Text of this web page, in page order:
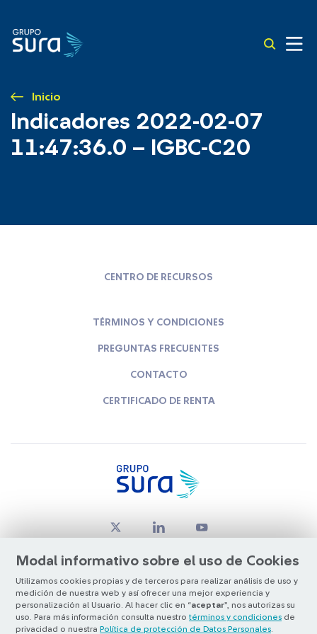
Inicio
Indicadores 2022-02-07
11:47:36.0 – IGBC-C20
Modal informativo sobre el uso de Cookies
Utilizamos cookies propias y de terceros para realizar análisis de uso y
medición de nuestra web y así ofrecer una mejor experiencia y
personalización al Usuario. Al hacer clic en “aceptar”, nos autorizas su
uso. Para más información consulta nuestro términos y condiciones de
privacidad o nuestra Política de protección de Datos Personales
CENTRO DE RECURSOS
TÉRMINOS Y CONDICIONES
PREGUNTAS FRECUENTES
CONTACTO
CERTIFICADO DE RENTA
© Copyright Grupo SURA 2026